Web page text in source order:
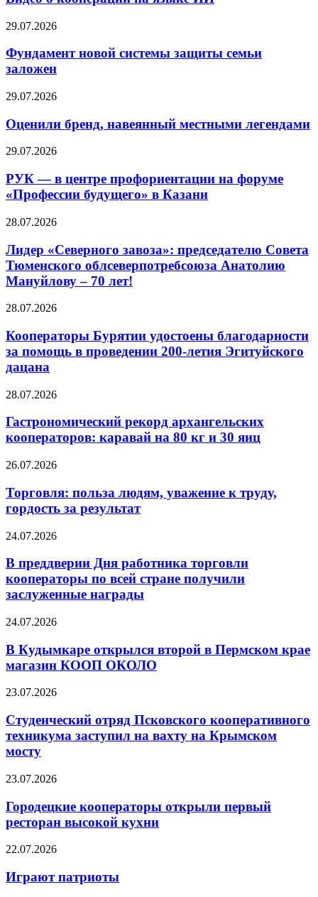
29.07.2026
Фундамент новой системы защиты семьи
заложен
29.07.2026
Оценили бренд, навеянный местными легендами
29.07.2026
РУК — в центре профориентации на форуме
«Профессии будущего» в Казани
28.07.2026
Лидер «Северного завоза»: председателю Совета
Тюменского облсеверпотребсоюза Анатолию
Мануйлову – 70 лет!
28.07.2026
Кооператоры Бурятии удостоены благодарности
за помощь в проведении 200-летия Эгитуйского
дацана
28.07.2026
Гастрономический рекорд архангельских
кооператоров: каравай на 80 кг и 30 яиц
26.07.2026
Торговля: польза людям, уважение к труду,
гордость за результат
24.07.2026
В преддверии Дня работника торговли
кооператоры по всей стране получили
заслуженные награды
24.07.2026
В Кудымкаре открылся второй в Пермском крае
магазин КООП ОКОЛО
23.07.2026
Студенческий отряд Псковского кооперативного
техникума заступил на вахту на Крымском
мосту
23.07.2026
Городецкие кооператоры открыли первый
ресторан высокой кухни
22.07.2026
Играют патриоты